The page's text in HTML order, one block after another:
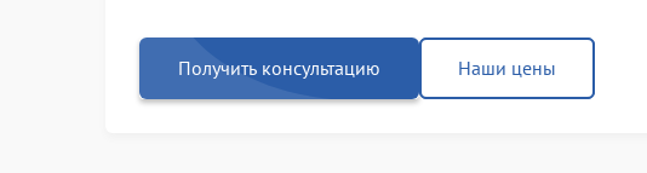
Получить консультацию Наши цены